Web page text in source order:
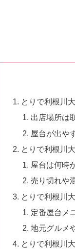
とりで利根川
出店場所は
屋台が出や
とりで利根川
屋台は何時
売り切れや
とりで利根川
定番屋台メ
地元グルメ
とりで利根川